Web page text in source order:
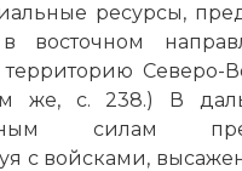
ресурсы,
в восточном
Северо-
же, с. 238.) В
силам
с войсками,